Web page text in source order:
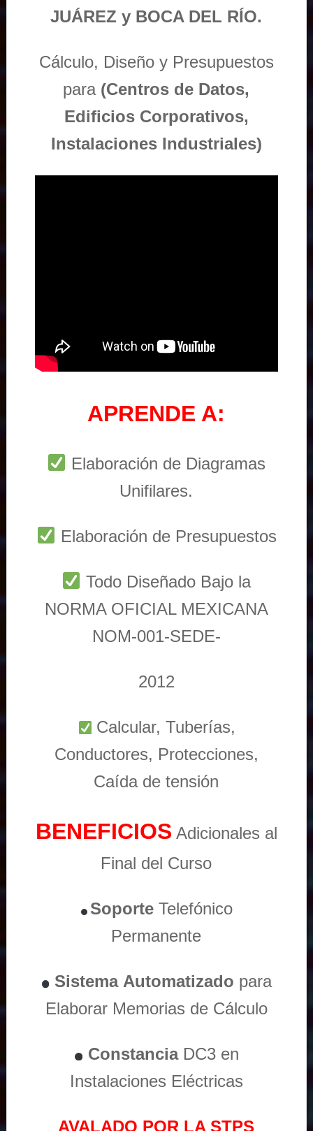
JUÁREZ y BOCA DEL RÍO.
Cálculo, Diseño y Presupuestos
para (Centros de Datos,
Edificios Corporativos,
Instalaciones Industriales)
APRENDE A:
Elaboración de Diagramas
Unifilares.
Elaboración de Presupuestos
Todo Diseñado Bajo la
NORMA OFICIAL MEXICANA
NOM-001-SEDE-
2012
Calcular, Tuberías,
Conductores, Protecciones,
Caída de tensión
BENEFICIOS Adicionales al
Final del Curso
Soporte Telefónico
Permanente
Sistema Automatizado para
Elaborar Memorias de Cálculo
ConstanciaDC3 en
Instalaciones Eléctricas
AVALADO POR LA STPS